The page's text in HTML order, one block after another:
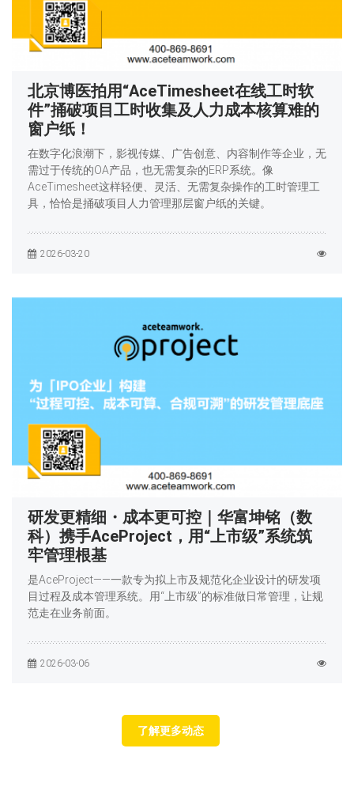
北京博医拍用“AceTimesheet在线工时软
件”捅破项目工时收集及人力成本核算难的
窗户纸！
在数字化浪潮下，影视传媒、广告创意、内容制作等企业，无
需过于传统的OA产品，也无需复杂的ERP系统。像
AceTimesheet这样轻便、灵活、无需复杂操作的工时管理工
具，恰恰是捅破项目人力管理那层窗户纸的关键。
2026-03-20
研发更精细・成本更可控｜华富坤铭（数
科）携手AceProject，用“上市级”系统筑
牢管理根基
是AceProject——一款专为拟上市及规范化企业设计的研发项
目过程及成本管理系统。用“上市级”的标准做日常管理，让规
范走在业务前面。
2026-03-06
了解更多动态